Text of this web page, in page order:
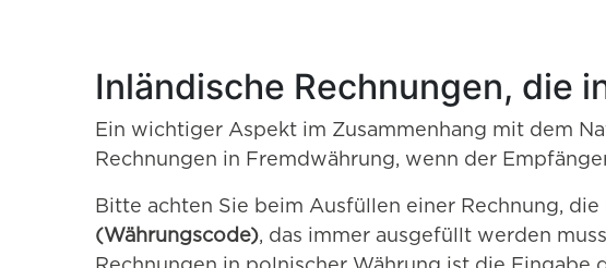
Inländische Rechnungen, die
Ein wichtiger Aspekt im Zusammenhang mit dem
Rechnungen in Fremdwährung, wenn der
Bitte achten Sie beim Ausfüllen einer Rechnung,
(Währungscode), das immer ausgefüllt werden